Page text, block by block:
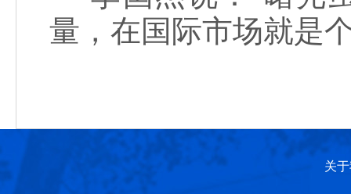
量，在国际市场就是
关